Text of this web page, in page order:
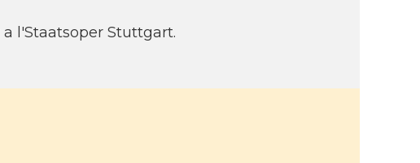
l'Staatsoper Stuttgart.